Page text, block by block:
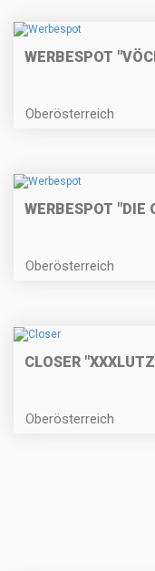
WERBESPOT
Oberösterreich
WERBESPOT "DIE
Oberösterreich
CLOSER
Oberösterreich